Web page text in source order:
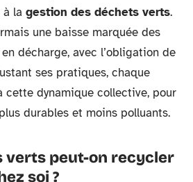
la gestion des déchets verts.
une baisse marquée des
décharge, avec l’obligation de
ses pratiques, chaque
cette dynamique collective, pour
plus durables et moins polluants.
verts peut-on recycler
soi ?